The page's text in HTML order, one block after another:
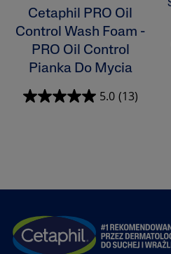
Oczyszczanie
Problemy Skórne
Cetaphil PRO Oil
Control Wash Foam -
PRO Oil Control
Pianka Do Mycia
5.0 (13)